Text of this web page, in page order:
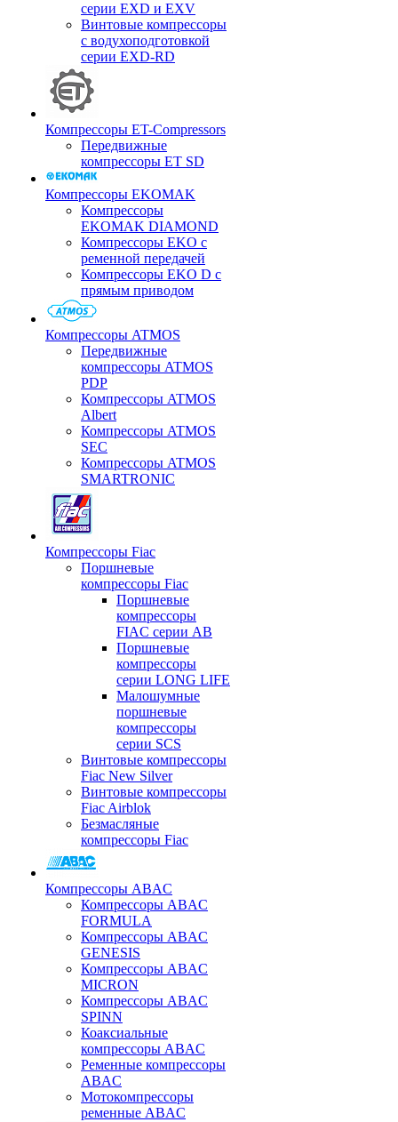
серии EXD и EXV
Винтовые компрессоры
с водухоподготовкой
серии EXD-RD
Компрессоры ET-Compressors
Передвижные
компрессоры ET SD
Компрессоры EKOMAK
Компрессоры
EKOMAK DIAMOND
Компрессоры EKO c
ременной передачей
Компрессоры EKO D с
прямым приводом
Компрессоры ATMOS
Передвижные
компрессоры ATMOS
PDP
Компрессоры ATMOS
Albert
Компрессоры ATMOS
SEC
Компрессоры ATMOS
SMARTRONIC
Компрессоры Fiac
Поршневые
компрессоры Fiac
Поршневые
компрессоры
FIAC серии AB
Поршневые
компрессоры
серии LONG LIFE
Малошумные
поршневые
компрессоры
серии SCS
Винтовые компрессоры
Fiac New Silver
Винтовые компрессоры
Fiac Airblok
Безмасляные
компрессоры Fiac
Компрессоры ABAC
Компрессоры ABAC
FORMULA
Компрессоры ABAC
GENESIS
Компрессоры ABAC
MICRON
Компрессоры ABAC
SPINN
Коаксиальные
компрессоры ABAC
Ременные компрессоры
ABAC
Мотокомпрессоры
ременные ABAC